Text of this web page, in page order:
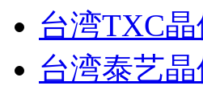
台湾TXC
台湾泰艺